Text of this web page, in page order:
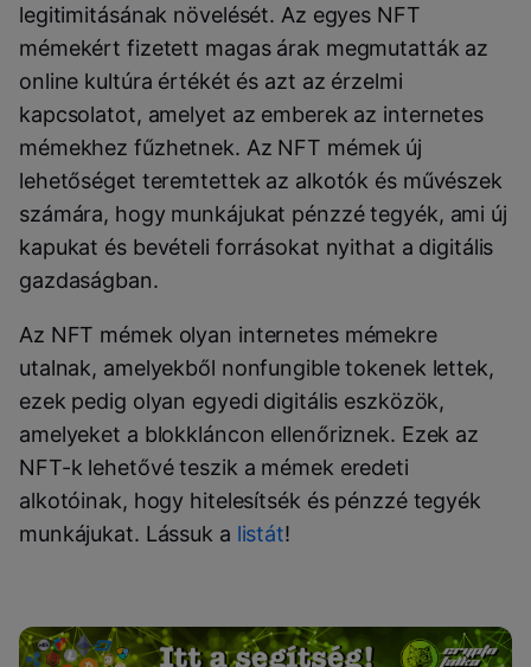
legitimitásának növelését. Az egyes NFT
mémekért fizetett magas árak megmutatták az
online kultúra értékét és azt az érzelmi
kapcsolatot, amelyet az emberek az internetes
mémekhez fűzhetnek. Az NFT mémek új
lehetőséget teremtettek az alkotók és művészek
számára, hogy munkájukat pénzzé tegyék, ami új
kapukat és bevételi forrásokat nyithat a digitális
gazdaságban.
Az NFT mémek olyan internetes mémekre
utalnak, amelyekből nonfungible tokenek lettek,
ezek pedig olyan egyedi digitális eszközök,
amelyeket a blokkláncon ellenőriznek. Ezek az
NFT-k lehetővé teszik a mémek eredeti
alkotóinak, hogy hitelesítsék és pénzzé tegyék
munkájukat. Lássuk a listát!